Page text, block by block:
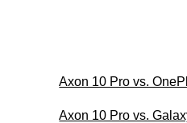
Axon 10 Pro vs.
Axon 10 Pro vs.